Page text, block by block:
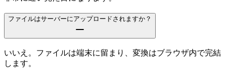
ファイルはサーバーにアップロードされますか？
いいえ。ファイルは端末に留まり、変換はブラウザ内で完結
します。